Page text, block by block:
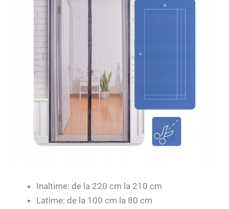
Inaltime: de la 220 cm la 210 cm
Latime: de la 100 cm la 80 cm